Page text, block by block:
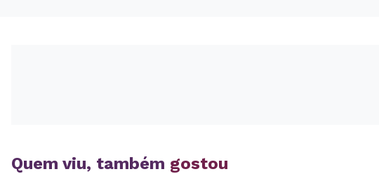
Quem viu, também gostou